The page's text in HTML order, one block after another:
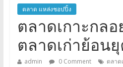
ตลาด แหล่งชอปปิ้ง
ตลาดเกาะกลอ
ตลาดเก่าย้อน
admin 0 Comment ตลาด